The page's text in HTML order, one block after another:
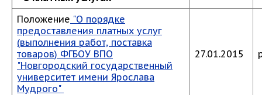
Положение "О порядке
предоставления платных услуг
(выполнения работ, поставка
товаров) ФГБОУ ВПО
"Новгородский государственный
университет имени Ярослава
Мудрого"
27.01.2015